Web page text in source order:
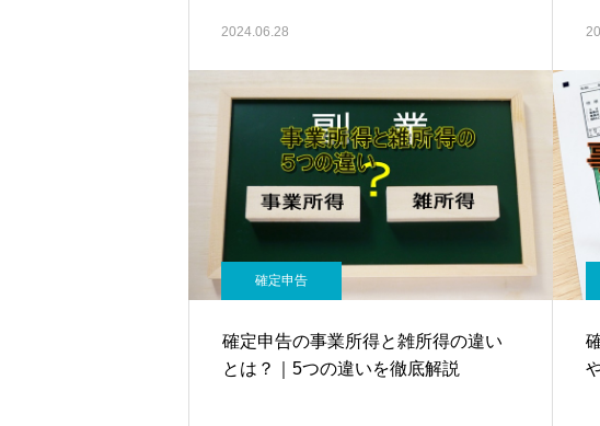
2024.06.28
確定申告
確定申告の事業所得と雑所得の違い
とは？｜5つの違いを徹底解説